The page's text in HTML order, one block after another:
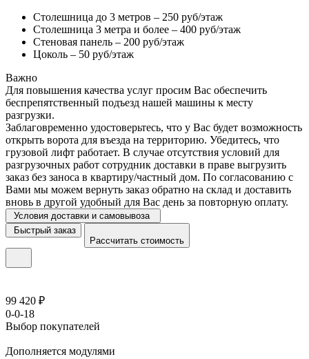
Столешница до 3 метров – 250 руб/этаж
Столешница 3 метра и более – 400 руб/этаж
Стеновая панель – 200 руб/этаж
Цоколь – 50 руб/этаж
Важно
Для повышения качества услуг просим Вас обеспечить
беспрепятственный подъезд нашей машины к месту
разгрузки.
Заблаговременно удостоверьтесь, что у Вас будет возможность
открыть ворота для въезда на территорию. Убедитесь, что
грузовой лифт работает. В случае отсутствия условий для
разгрузочных работ сотрудник доставки в праве выгрузить
заказ без заноса в квартиру/частный дом. По согласованию с
Вами мы можем вернуть заказ обратно на склад и доставить
вновь в другой удобный для Вас день за повторную оплату.
Условия доставки и самовывоза
Быстрый заказ
Рассчитать стоимость
99 420 ₽
0-0-18
Выбор покупателей
Дополняется модулями